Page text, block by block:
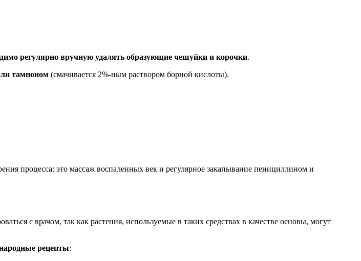
регулярно вручную удалять образующие чешуйки и корочки.
тампоном (смачивается 2%-ным раствором борной кислоты).
процесса: это массаж воспаленных век и регулярное закапывание пенициллином и
с врачом, так как растения, используемые в таких средствах в качестве основы, могут
рецепты: